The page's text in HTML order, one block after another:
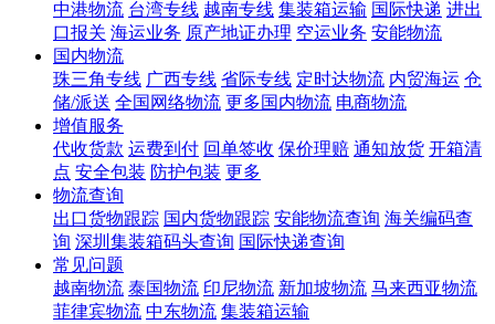
中港物流 台湾专线 越南专线 集装箱运输 国际快递 进出
口报关 海运业务 原产地证办理 空运业务 安能物流
国内物流
珠三角专线 广西专线 省际专线 定时达物流 内贸海运 仓
储/派送 全国网络物流 更多国内物流 电商物流
增值服务
代收货款 运费到付 回单签收 保价理赔 通知放货 开箱清
点 安全包装 防护包装 更多
物流查询
出口货物跟踪 国内货物跟踪 安能物流查询 海关编码查
询 深圳集装箱码头查询 国际快递查询
常见问题
越南物流 泰国物流 印尼物流 新加坡物流 马来西亚物流
菲律宾物流 中东物流 集装箱运输